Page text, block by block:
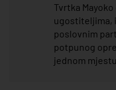
Tvrtka
ugostiteljima,
poslovnim
potpunog
jednom mjestu